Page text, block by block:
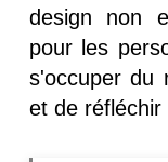
design non
pour les
s'occuper du
et de réfléchir